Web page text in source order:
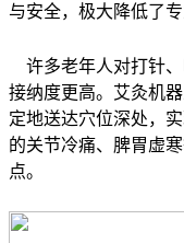
与安全，极大降低了
许多老年人对打针、
接纳度更高。艾灸机
定地送达穴位深处，
的关节冷痛、脾胃虚
点。